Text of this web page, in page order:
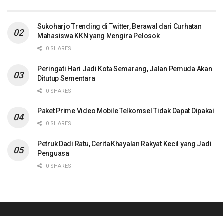
Sukoharjo Trending di Twitter, Berawal dari Curhatan
Mahasiswa KKN yang Mengira Pelosok
0 SHARES
Peringati Hari Jadi Kota Semarang, Jalan Pemuda Akan
Ditutup Sementara
0 SHARES
Paket Prime Video Mobile Telkomsel Tidak Dapat Dipakai
0 SHARES
Petruk Dadi Ratu, Cerita Khayalan Rakyat Kecil yang Jadi
Penguasa
0 SHARES